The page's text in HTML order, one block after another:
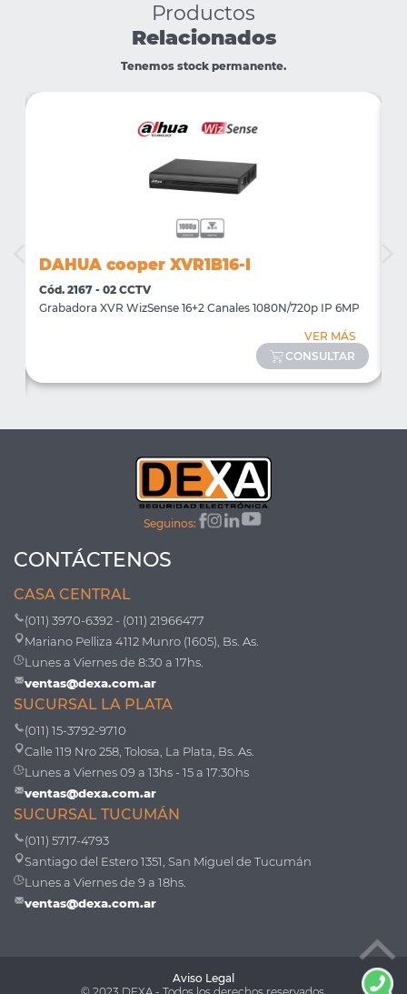
Productos
Relacionados
Tenemos stock permanente.
DAHUA cooper XVR1B16-I
Cód. 2167 - 02 CCTV
Grabadora XVR WizSense 16+2 Canales 1080N/720p IP 6MP
VER MÁS
CONSULTAR
Seguinos:
CONTÁCTENOS
CASA CENTRAL
(011) 3970-6392 - (011) 21966477
Mariano Pelliza 4112 Munro (1605), Bs. As.
Lunes a Viernes de 8:30 a 17hs.
ventas@dexa.com.ar
SUCURSAL LA PLATA
(011) 15-3792-9710
Calle 119 Nro 258, Tolosa, La Plata, Bs. As.
Lunes a Viernes 09 a 13hs - 15 a 17:30hs
ventas@dexa.com.ar
SUCURSAL TUCUMÁN
(011) 5717-4793
Santiago del Estero 1351, San Miguel de Tucumán
Lunes a Viernes de 9 a 18hs.
ventas@dexa.com.ar
Aviso Legal